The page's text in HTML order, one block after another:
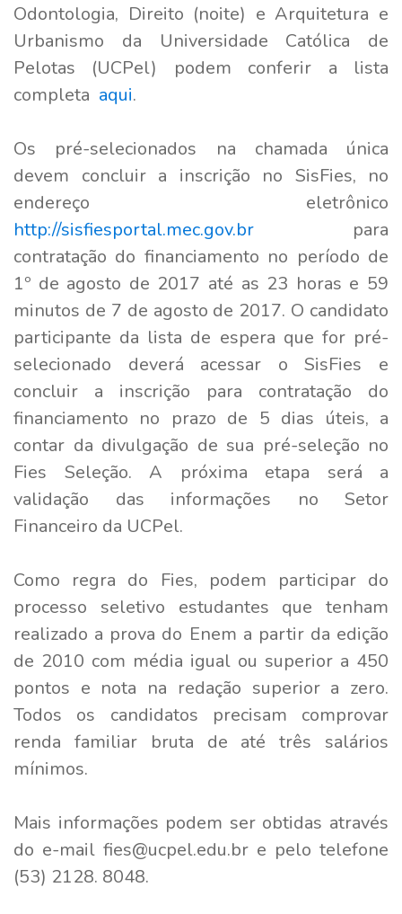
Odontologia, Direito (noite) e Arquitetura e
Urbanismo da Universidade Católica de
Pelotas (UCPel) podem conferir a lista
completa aqui.
Os pré-selecionados na chamada única
devem concluir a inscrição no SisFies, no
endereço eletrônico
http://sisfiesportal.mec.gov.br para
contratação do financiamento no período de
1º de agosto de 2017 até as 23 horas e 59
minutos de 7 de agosto de 2017. O candidato
participante da lista de espera que for pré-
selecionado deverá acessar o SisFies e
concluir a inscrição para contratação do
financiamento no prazo de 5 dias úteis, a
contar da divulgação de sua pré-seleção no
Fies Seleção. A próxima etapa será a
validação das informações no Setor
Financeiro da UCPel.
Como regra do Fies, podem participar do
processo seletivo estudantes que tenham
realizado a prova do Enem a partir da edição
de 2010 com média igual ou superior a 450
pontos e nota na redação superior a zero.
Todos os candidatos precisam comprovar
renda familiar bruta de até três salários
mínimos.
Mais informações podem ser obtidas através
do e-mail fies@ucpel.edu.br e pelo telefone
(53) 2128. 8048.